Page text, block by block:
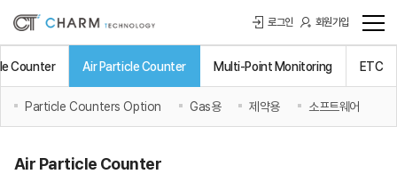
로그인 회원가입
Counter Air Particle Counter Multi-Point Monitoring ETC
Particle Counters Option Gas용 제약용 소프트웨어
Air Particle Counter